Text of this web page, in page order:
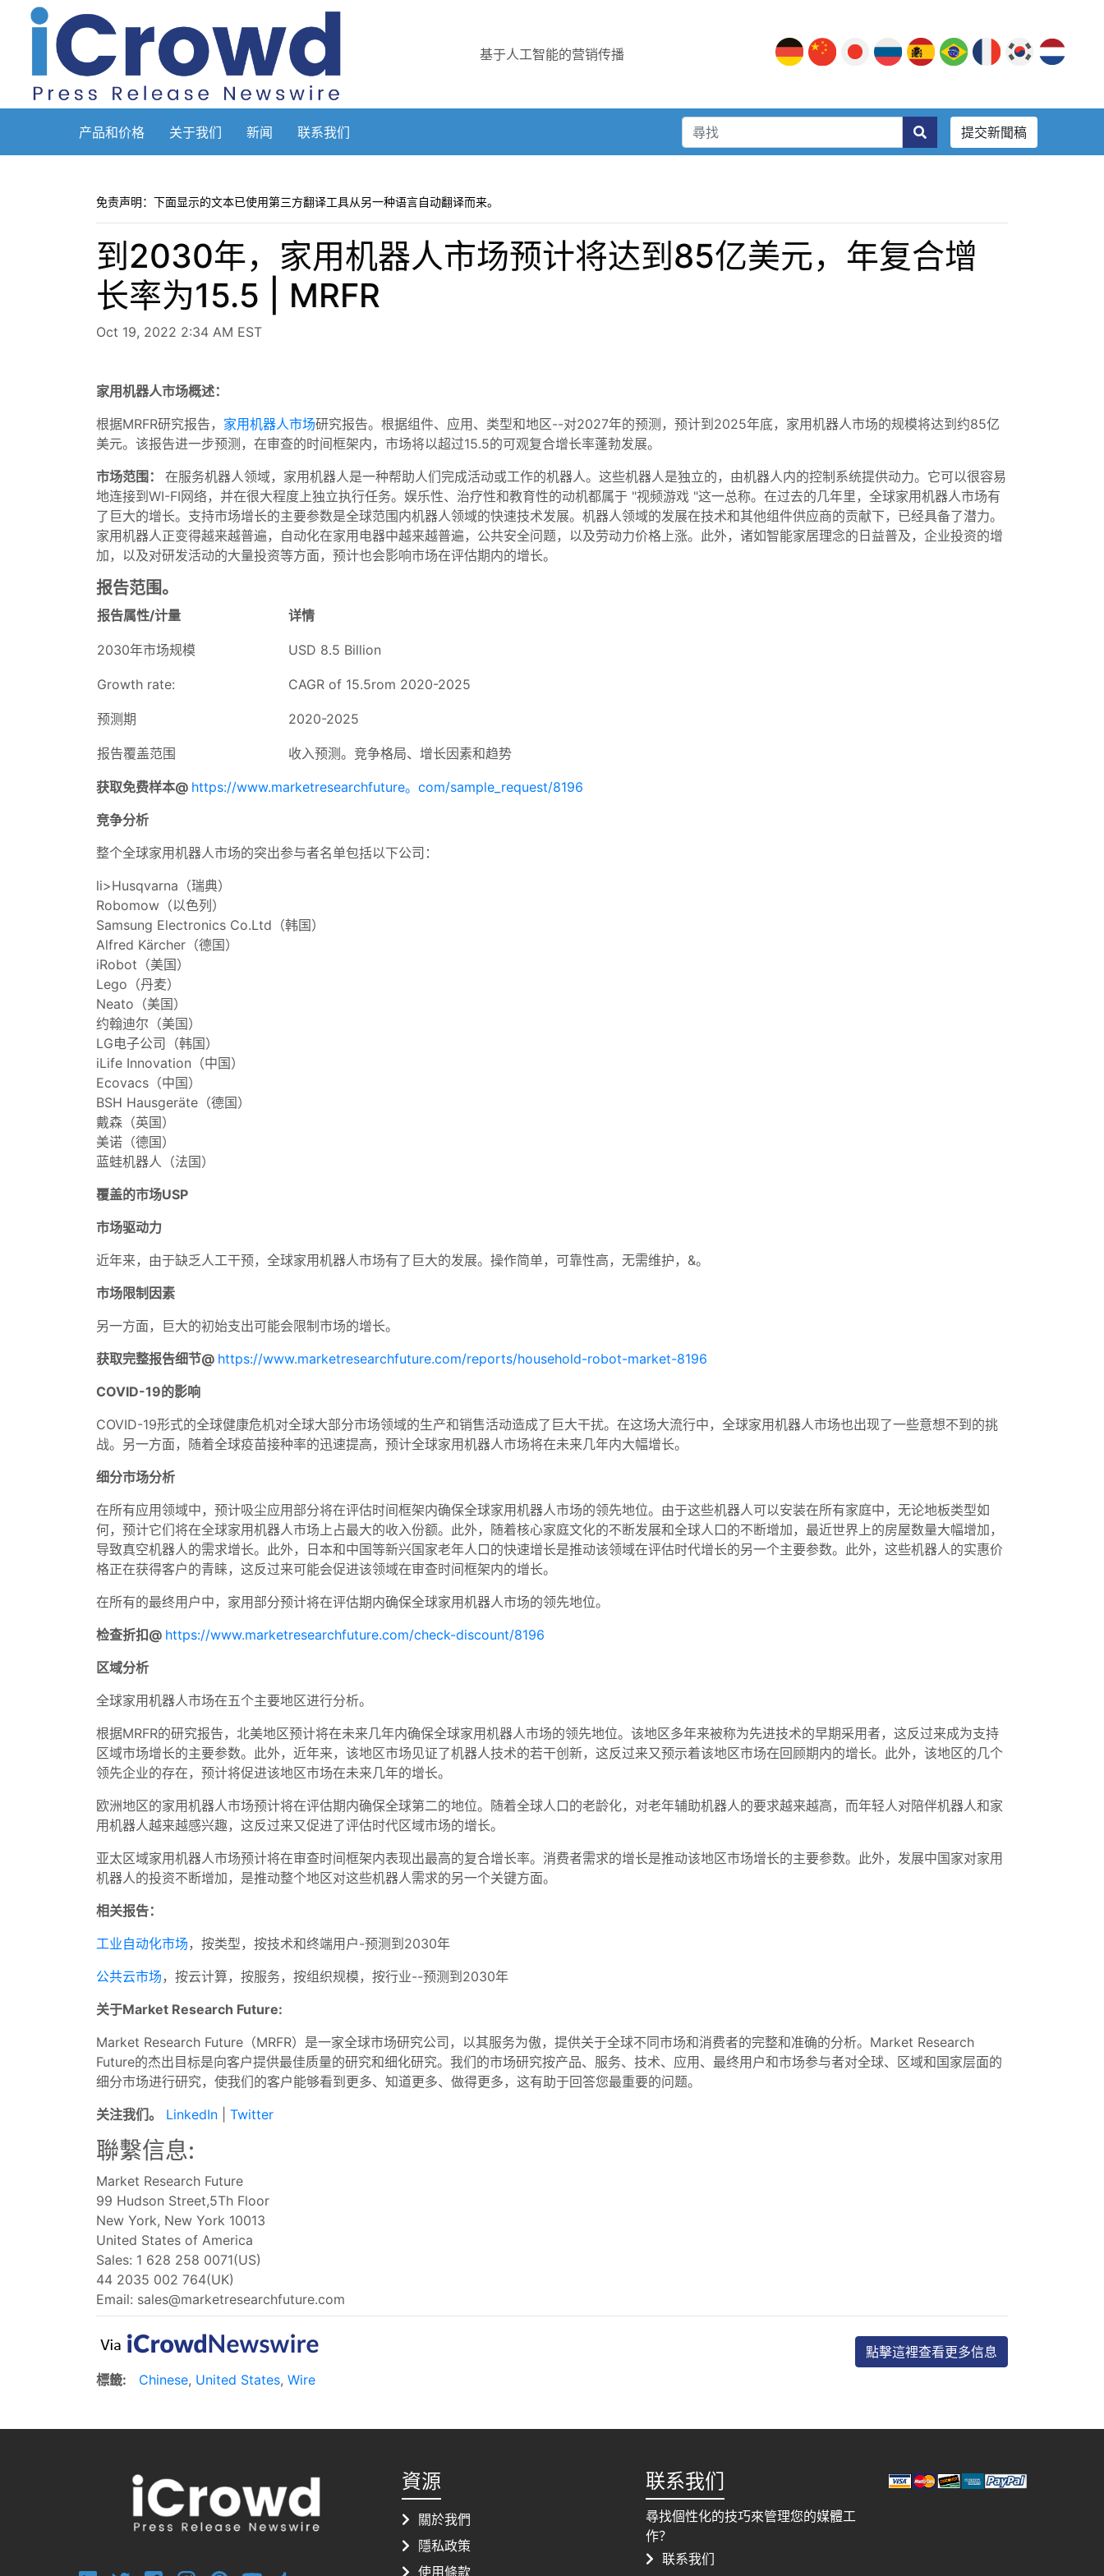
基于人工智能的营销传播
产品和价格 关于我们 新闻 联系我们 提交新聞稿
免责声明：下面显示的文本已使用第三方翻译工具从另一种语言自动翻译而来。
到2030年，家用机器人市场预计将达到85亿美元，年复合增
长率为15.5 | MRFR
Oct 19, 2022 2:34 AM EST
家用机器人市场概述：
根据MRFR研究报告， 家用机器人市场研究报告。根据组件、应用、类型和地区--对2027年的预测，预计到2025年底，家用机器人市场的规模将达到约85亿
美元。该报告进一步预测，在审查的时间框架内，市场将以超过15.5的可观复合增长率蓬勃发展。
市场范围： 在服务机器人领域，家用机器人是一种帮助人们完成活动或工作的机器人。这些机器人是独立的，由机器人内的控制系统提供动力。它可以很容易
地连接到WI-FI网络，并在很大程度上独立执行任务。娱乐性、治疗性和教育性的动机都属于 "视频游戏 "这一总称。在过去的几年里，全球家用机器人市场有
了巨大的增长。支持市场增长的主要参数是全球范围内机器人领域的快速技术发展。机器人领域的发展在技术和其他组件供应商的贡献下，已经具备了潜力。
家用机器人正变得越来越普遍，自动化在家用电器中越来越普遍，公共安全问题，以及劳动力价格上涨。此外，诸如智能家居理念的日益普及，企业投资的增
加，以及对研发活动的大量投资等方面，预计也会影响市场在评估期内的增长。
报告范围。
报告属性/计量 详情
2030年市场规模 USD 8.5 Billion
Growth rate: CAGR of 15.5rom 2020-2025
预测期 2020-2025
报告覆盖范围 收入预测。竞争格局、增长因素和趋势
获取免费样本@ https://www.marketresearchfuture。com/sample_request/8196
竞争分析
整个全球家用机器人市场的突出参与者名单包括以下公司：
li>Husqvarna（瑞典）
Robomow（以色列）
Samsung Electronics Co.Ltd（韩国）
Alfred Kärcher（德国）
iRobot（美国）
Lego（丹麦）
Neato（美国）
约翰迪尔（美国）
LG电子公司（韩国）
iLife Innovation（中国）
Ecovacs（中国）
BSH Hausgeräte（德国）
戴森（英国）
美诺（德国）
蓝蛙机器人（法国）
覆盖的市场USP
市场驱动力
近年来，由于缺乏人工干预，全球家用机器人市场有了巨大的发展。操作简单，可靠性高，无需维护，&。
市场限制因素
另一方面，巨大的初始支出可能会限制市场的增长。
获取完整报告细节@ https://www.marketresearchfuture.com/reports/household-robot-market-8196
COVID-19的影响
COVID-19形式的全球健康危机对全球大部分市场领域的生产和销售活动造成了巨大干扰。在这场大流行中，全球家用机器人市场也出现了一些意想不到的挑
战。另一方面，随着全球疫苗接种率的迅速提高，预计全球家用机器人市场将在未来几年内大幅增长。
细分市场分析
在所有应用领域中，预计吸尘应用部分将在评估时间框架内确保全球家用机器人市场的领先地位。由于这些机器人可以安装在所有家庭中，无论地板类型如
何，预计它们将在全球家用机器人市场上占最大的收入份额。此外，随着核心家庭文化的不断发展和全球人口的不断增加，最近世界上的房屋数量大幅增加，
导致真空机器人的需求增长。此外，日本和中国等新兴国家老年人口的快速增长是推动该领域在评估时代增长的另一个主要参数。此外，这些机器人的实惠价
格正在获得客户的青睐，这反过来可能会促进该领域在审查时间框架内的增长。
在所有的最终用户中，家用部分预计将在评估期内确保全球家用机器人市场的领先地位。
检查折扣@ https://www.marketresearchfuture.com/check-discount/8196
区域分析
全球家用机器人市场在五个主要地区进行分析。
根据MRFR的研究报告，北美地区预计将在未来几年内确保全球家用机器人市场的领先地位。该地区多年来被称为先进技术的早期采用者，这反过来成为支持
区域市场增长的主要参数。此外，近年来，该地区市场见证了机器人技术的若干创新，这反过来又预示着该地区市场在回顾期内的增长。此外，该地区的几个
领先企业的存在，预计将促进该地区市场在未来几年的增长。
欧洲地区的家用机器人市场预计将在评估期内确保全球第二的地位。随着全球人口的老龄化，对老年辅助机器人的要求越来越高，而年轻人对陪伴机器人和家
用机器人越来越感兴趣，这反过来又促进了评估时代区域市场的增长。
亚太区域家用机器人市场预计将在审查时间框架内表现出最高的复合增长率。消费者需求的增长是推动该地区市场增长的主要参数。此外，发展中国家对家用
机器人的投资不断增加，是推动整个地区对这些机器人需求的另一个关键方面。
相关报告：
工业自动化市场 ，按类型，按技术和终端用户-预测到2030年
公共云市场 ，按云计算，按服务，按组织规模，按行业--预测到2030年
关于Market Research Future:
Market Research Future（MRFR）是一家全球市场研究公司，以其服务为傲，提供关于全球不同市场和消费者的完整和准确的分析。Market Research
Future的杰出目标是向客户提供最佳质量的研究和细化研究。我们的市场研究按产品、服务、技术、应用、最终用户和市场参与者对全球、区域和国家层面的
细分市场进行研究，使我们的客户能够看到更多、知道更多、做得更多，这有助于回答您最重要的问题。
关注我们。
LinkedIn Twitter
聯繫信息:
Market Research Future
99 Hudson Street,5Th Floor
New York, New York 10013
United States of America
Sales: 1 628 258 0071(US)
44 2035 002 764(UK)
Email: sales@marketresearchfuture.com
點擊這裡查看更多信息
標籤:
Chinese, United States, Wire
資源
關於我們
隱私政策
使用條款
联系我们
尋找個性化的技巧來管理您的媒體工
作？
联系我们